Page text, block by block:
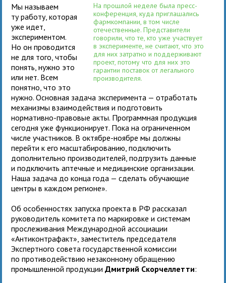
На прошлой неделе была пресс-
конференция, куда приглашались
фармкомпании, в том числе
отечественные. Представители
говорили, что те, кто уже участвует
в эксперименте, не считают, что это
для них затратно и поддерживают
проект, потому что для них это
гарантии поставок от легального
производителя.
Мы называем
ту работу, которая
уже идет,
экспериментом.
Но он проводится
не для того, чтобы
понять, нужно это
или нет. Всем
понятно, что это
нужно. Основная задача эксперимента — отработать
механизмы взаимодействия и подготовить
нормативно-правовые акты. Программная продукция
сегодня уже функционирует. Пока на ограниченном
числе участников. В октябре-ноябре мы должны
перейти к его масштабированию, подключить
дополнительно производителей, подгрузить данные
и подключить аптечные и медицинские организации.
Наша задача до конца года — сделать обучающие
центры в каждом регионе».
Об особенностях запуска проекта в РФ рассказал
руководитель комитета по маркировке и системам
прослеживания Международной ассоциации
«Антиконтрафакт», заместитель председателя
Экспертного совета государственной комиссии
по противодействию незаконному обращению
промышленной продукцииДмитрий Скорчеллетти: